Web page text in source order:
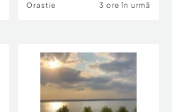
Orastie 3 ore în urmă